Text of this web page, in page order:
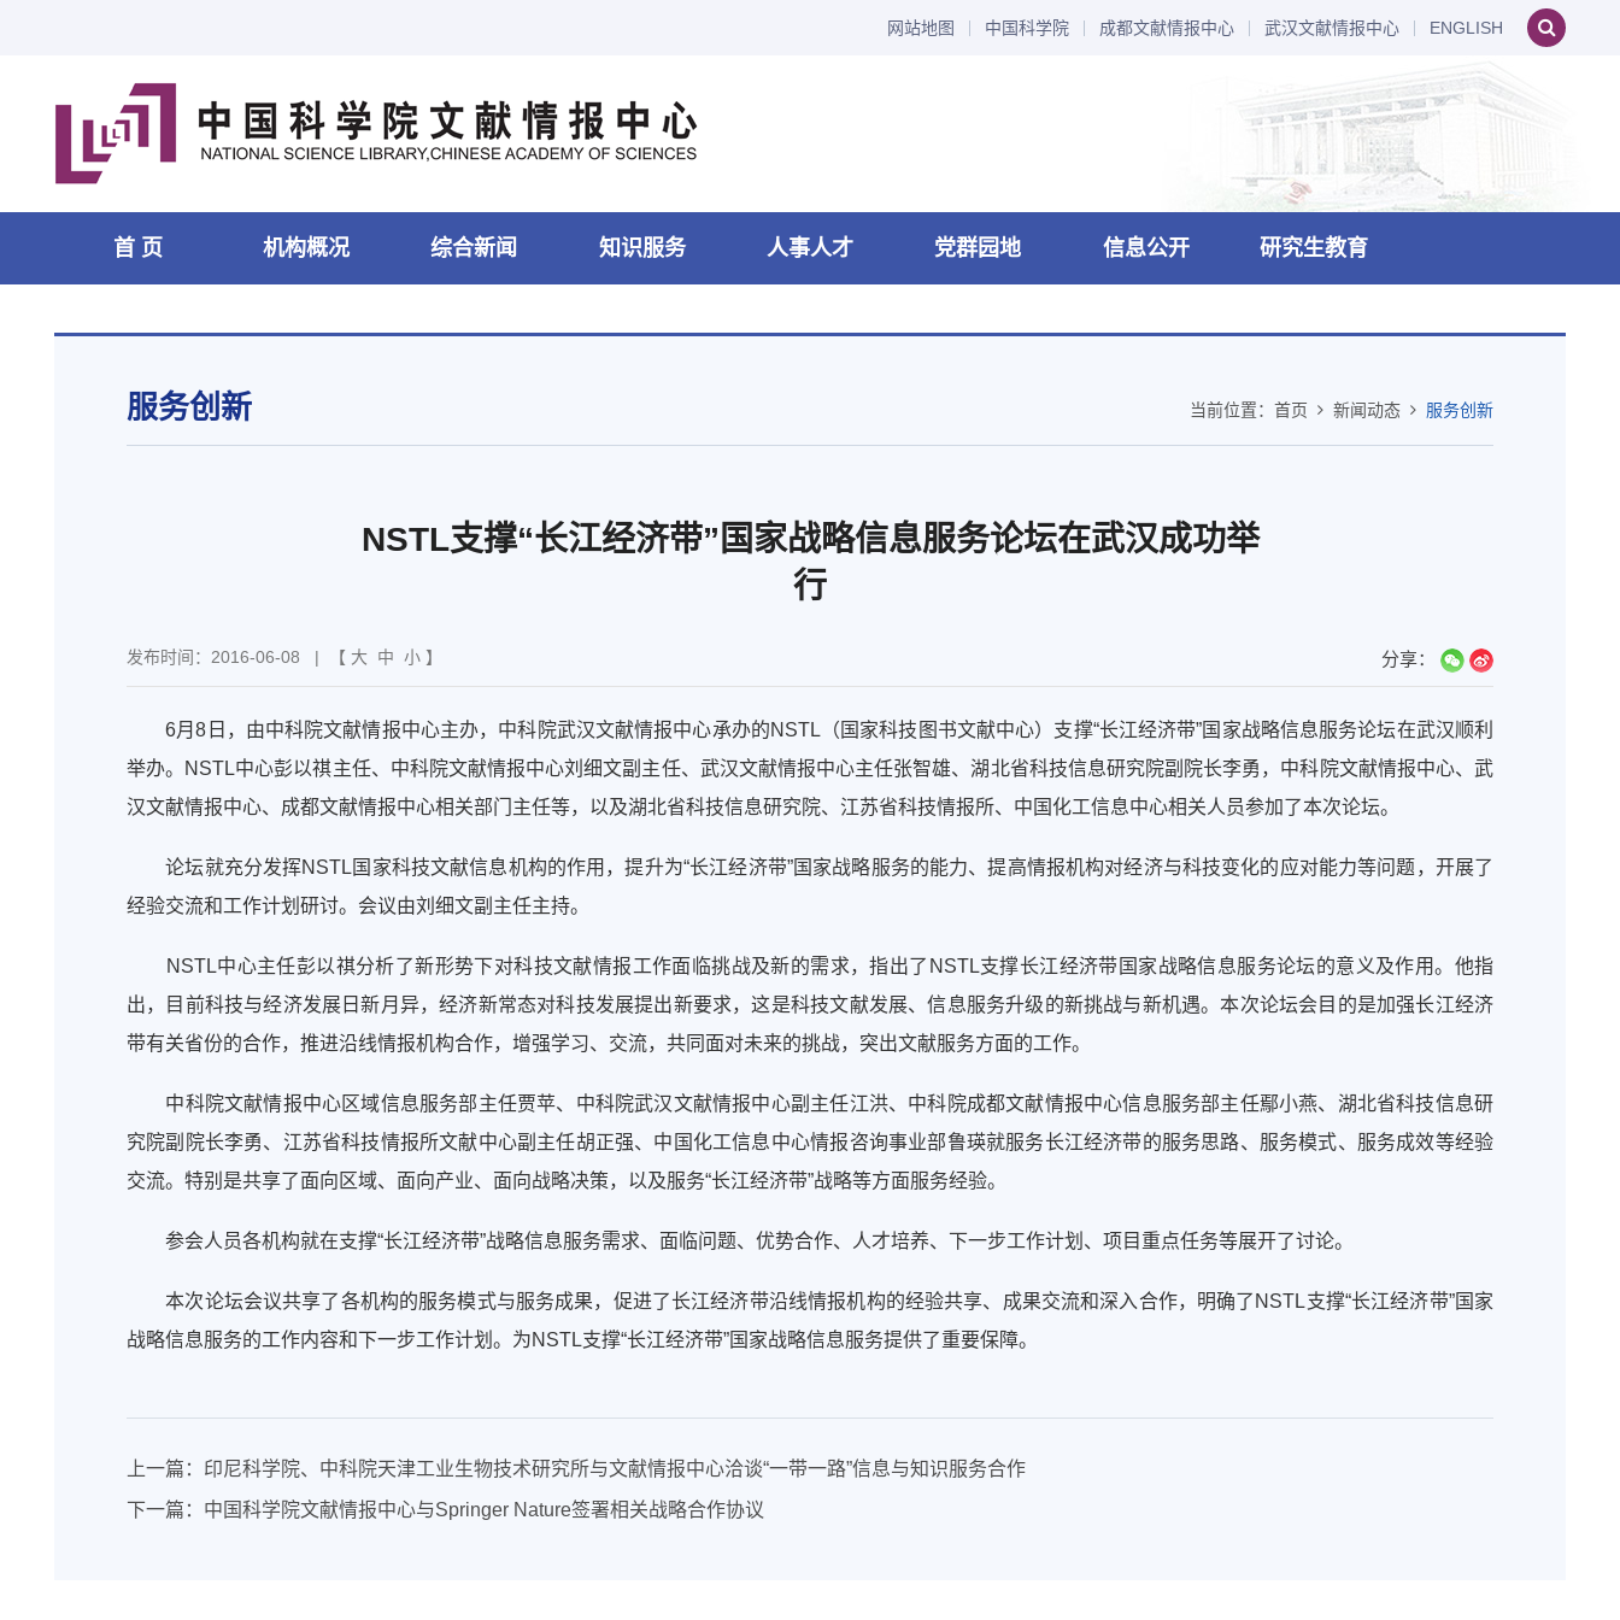
网站地图 中国科学院 成都文献情报中心 武汉文献情报中心 ENGLISH
首 页 机构概况 综合新闻 知识服务 人事人才 党群园地 信息公开 研究生教育
当前位置： 首页 新闻动态 服务创新
服务创新
NSTL支撑“长江经济带”国家战略信息服务论坛在武汉成功举
行
发布时间：2016-06-08 | 【 大 中 小 】 分享：
6月8 日，由中科院文献情报中心主办，中科院武汉文献情报中心承办的NSTL （国家科技图书文献中心）支撑“长江经济带”国家战略信息服务论坛在武汉顺利
举办。
NSTL中心彭以祺主任、中科院文献情报中心刘细文副主任、武汉文献情报中心主任张智雄、湖北省科技信息研究院副院长李勇，中科院文献情报中心、武
汉文献情报中心、成都文献情报中心相关部门主任等，以及湖北省科技信息研究院、江苏省科技情报所、中国化工信息中心相关人员参加了本次论坛。
论坛就充分发挥NSTL 国家科技文献信息机构的作用，提升为“长江经济带”国家战略服务的能力、提高情报机构对经济与科技变化的应对能力等问题，开展了
经验交流和工作计划研讨。会议由刘细文副主任主持。
NSTL中心主任彭以祺分析了新形势下对科技文献情报工作面临挑战及新的需求，指出了 NSTL支撑长江经济带国家战略信息服务论坛的意义及作用。他指
出，目前科技与经济发展日新月异，经济新常态对科技发展提出新要求，这是科技文献发展、信息服务升级的新挑战与新机遇。本次论坛会目的是加强长江经济
带有关省份的合作，推进沿线情报机构合作，增强学习、交流，共同面对未来的挑战，突出文献服务方面的工作。
中科院文献情报中心区域信息服务部主任贾苹、中科院武汉文献情报中心副主任江洪、中科院成都文献情报中心信息服务部主任鄢小燕、湖北省科技信息研
究院副院长李勇、江苏省科技情报所文献中心副主任胡正强、中国化工信息中心情报咨询事业部鲁瑛就服务长江经济带的服务思路、服务模式、服务成效等经验
交流。特别是共享了面向区域、面向产业、面向战略决策，以及服务“长江经济带”战略等方面服务经验。
参会人员各机构就在支撑“长江经济带”战略信息服务需求、面临问题、优势合作、人才培养、下一步工作计划、项目重点任务等展开了讨论。
本次论坛会议共享了各机构的服务模式与服务成果，促进了长江经济带沿线情报机构的经验共享、成果交流和深入合作，明确了 NSTL支撑“长江经济带”国家
战略信息服务的工作内容和下一步工作计划。为NSTL支撑“长江经济带”国家战略信息服务提供了重要保障。
上一篇： 印尼科学院、中科院天津工业生物技术研究所与文献情报中心洽谈“一带一路”信息与知识服务合作
下一篇： 中国科学院文献情报中心与Springer Nature签署相关战略合作协议